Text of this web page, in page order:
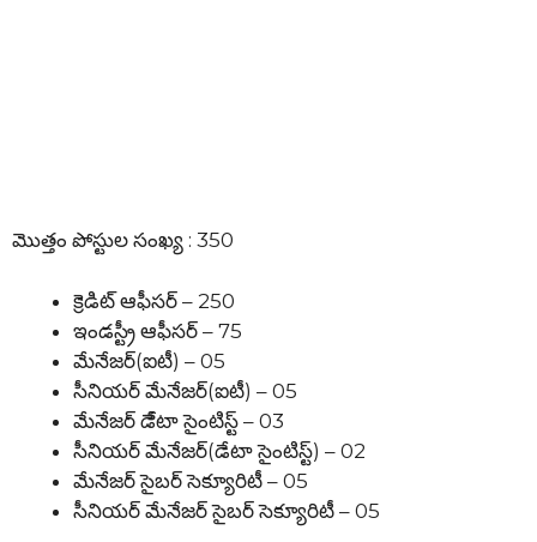
మొత్తం పోస్టుల సంఖ్య : 350
క్రెడిట్ ఆఫీసర్ – 250
ఇండస్ట్రీ ఆఫీసర్ – 75
మేనేజర్(ఐటీ) – 05
సీనియర్ మేనేజర్(ఐటీ) – 05
మేనేజర్ డేేటా సైంటిస్ట్ – 03
సీనియర్ మేనేజర్(డేటా సైంటిస్ట్) – 02
మేనేజర్ సైబర్ సెక్యూరిటీ – 05
సీనియర్ మేనేజర్ సైబర్ సెక్యూరిటీ – 05